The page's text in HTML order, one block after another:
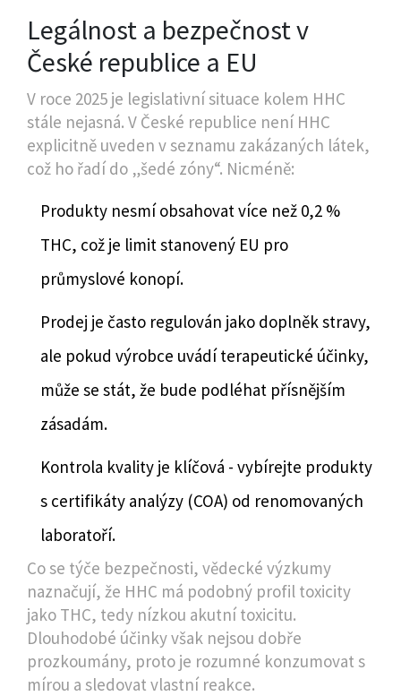
Legálnost a bezpečnost v
České republice a EU
V roce 2025 je legislativní situace kolem HHC
stále nejasná. V České republice není HHC
explicitně uveden v seznamu zakázaných látek,
což ho řadí do „šedé zóny“. Nicméně:
Produkty nesmí obsahovat více než 0,2 %
THC, což je limit stanovený EU pro
průmyslové konopí.
Prodej je často regulován jako doplněk stravy,
ale pokud výrobce uvádí terapeutické účinky,
může se stát, že bude podléhat přísnějším
zásadám.
Kontrola kvality je klíčová - vybírejte produkty
s certifikáty analýzy (COA) od renomovaných
laboratoří.
Co se týče bezpečnosti, vědecké výzkumy
naznačují, že HHC má podobný profil toxicity
jako THC, tedy nízkou akutní toxicitu.
Dlouhodobé účinky však nejsou dobře
prozkoumány, proto je rozumné konzumovat s
mírou a sledovat vlastní reakce.